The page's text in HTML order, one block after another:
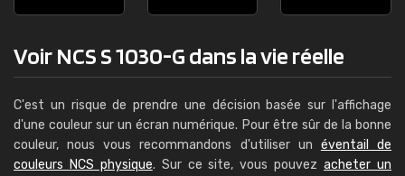
Voir NCS S 1030-G dans la vie réelle
C'est un risque de prendre une décision basée sur l'affichage
d'une couleur sur un écran numérique. Pour être sûr de la bonne
couleur, nous vous recommandons d'utiliser un éventail de
couleurs NCS physique. Sur ce site, vous pouvezacheter un